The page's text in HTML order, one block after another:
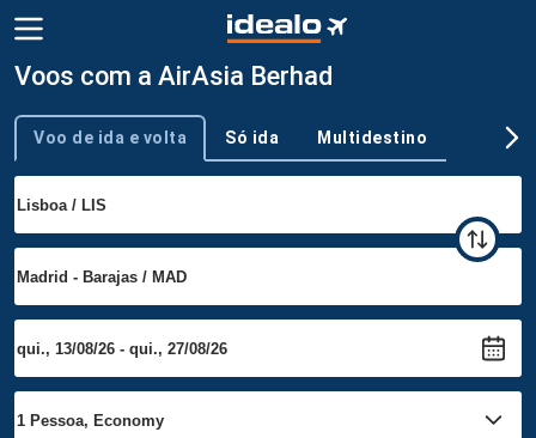
Voos com a AirAsia Berhad
Tipo de viagem
Voo de ida e volta Só ida Multidestino